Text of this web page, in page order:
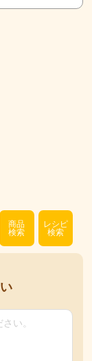
商品
検索
レシピ
検索